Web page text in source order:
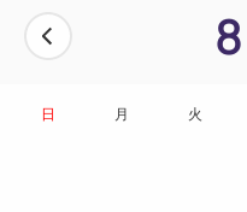
8
日 月 火